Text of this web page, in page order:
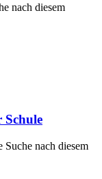
nach diesem
Schule
Suche nach diesem